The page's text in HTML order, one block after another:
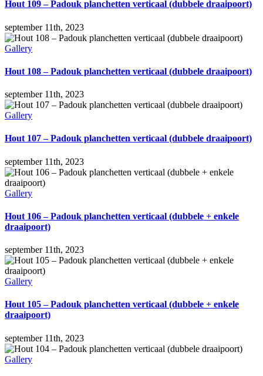
Hout 109 – Padouk planchetten verticaal (dubbele draaipoort)
september 11th, 2023
Gallery
Hout 108 – Padouk planchetten verticaal (dubbele draaipoort)
september 11th, 2023
Gallery
Hout 107 – Padouk planchetten verticaal (dubbele draaipoort)
september 11th, 2023
Gallery
Hout 106 – Padouk planchetten verticaal (dubbele + enkele
draaipoort)
september 11th, 2023
Gallery
Hout 105 – Padouk planchetten verticaal (dubbele + enkele
draaipoort)
september 11th, 2023
Gallery